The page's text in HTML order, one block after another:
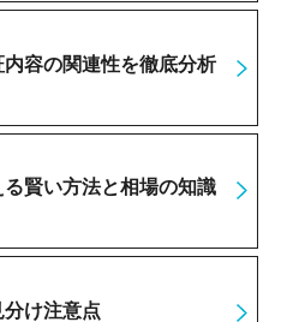
容の関連性を徹底分析
賢い方法と相場の知識
け注意点